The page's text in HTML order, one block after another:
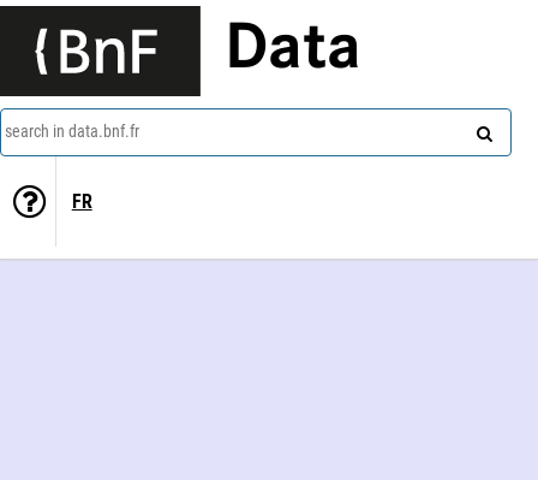
Data
search in data.bnf.fr
FR